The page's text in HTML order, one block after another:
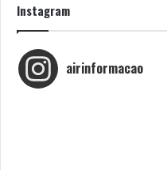
Instagram
airinformacao